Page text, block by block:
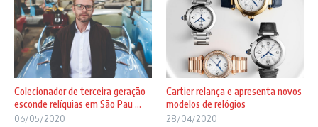
Colecionador de terceira geração
esconde relíquias em São Pau ...
06/05/2020
Cartier relança e apresenta novos
modelos de relógios
28/04/2020